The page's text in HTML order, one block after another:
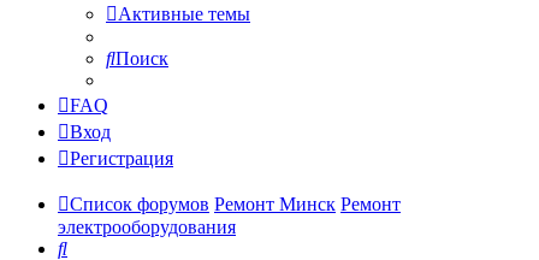
Активные темы
Поиск
FAQ
Вход
Регистрация
Список форумов Ремонт Минск Ремонт
электрооборудования
Поиск